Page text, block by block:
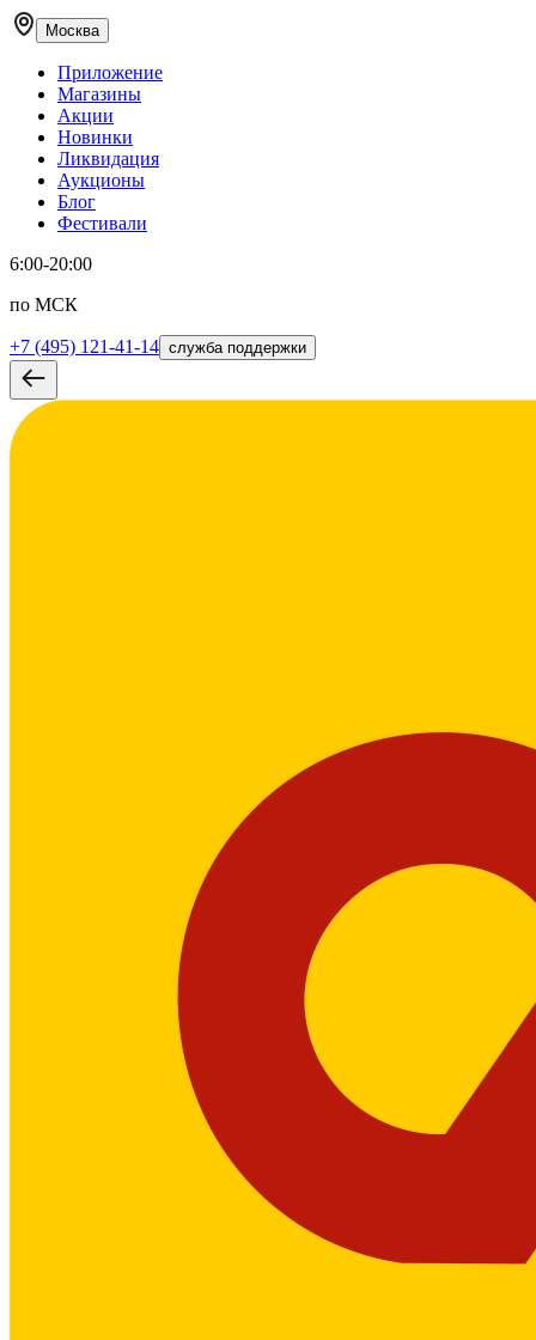
Москва
Приложение
Магазины
Акции
Новинки
Ликвидация
Аукционы
Блог
Фестивали
6:00-20:00
по МСК
+7 (495) 121-41-14 служба поддержки